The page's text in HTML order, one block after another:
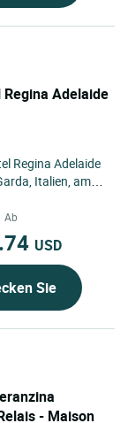
Adelaide
Regina Adelaide
Italien, am
Ab
USD
Sie
- Maison